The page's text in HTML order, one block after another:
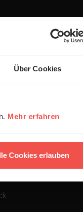
Über Cookies
Mehr erfahren
Cookies erlauben